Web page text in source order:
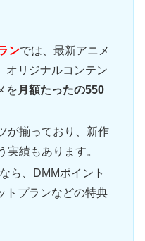
ンでは、最新アニメ
オリジナルコンテン
を 月額たったの550
が揃っており、新作
実績もあります。
ら、DMMポイント
トプランなどの特典